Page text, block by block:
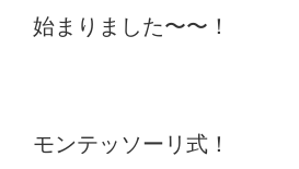
始まりました〜〜！
モンテッソーリ式！